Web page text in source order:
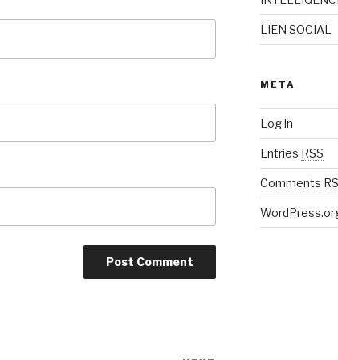
LIEN SOCIAL
META
Log in
Entries RSS
Comments